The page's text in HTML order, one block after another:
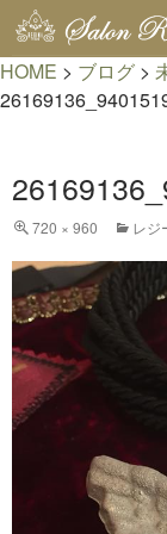
検
索
HOME > ブログ >
720 × 960 レジ